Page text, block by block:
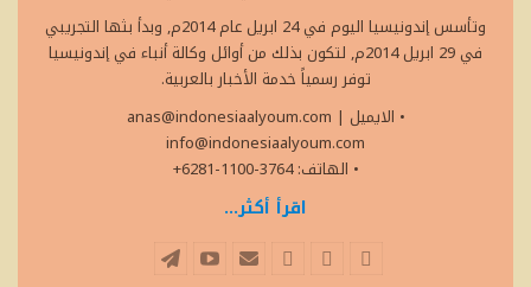
وتأسس إندونيسيا اليوم في 24 ابريل عام 2014م, وبدأ بثها التجريبي
في 29 ابريل 2014م, لتكون بذلك من أوائل وكالة أنباء في إندونيسيا
توفر رسمياً خدمة الأخبار بالعربية.
• الايميل
anas@indonesiaalyoum.com |
info@indonesiaalyoum.com
• الهاتف: 3764-1100-6281+
اقرأ أكثر...